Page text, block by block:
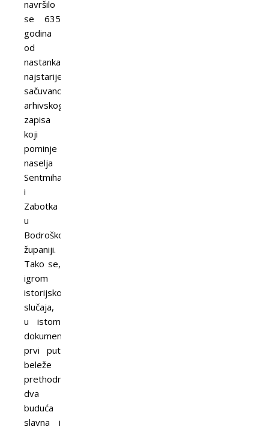
navršilo
se 635
godina
od
nastanka
najstarijeg
sačuvanog
arhivskog
zapisa
koji
pominje
naselja
Sentmihalj
i
Zabotka
u
Bodroškoj
županiji.
Tako se,
igrom
istorijskog
slučaja,
u istom
dokumentu
prvi put
beleže
prethodnice
dva
buduća
slavna i